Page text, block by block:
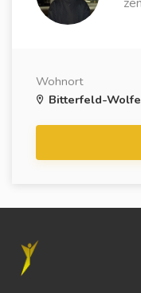
Wohnort
Bitterfeld-